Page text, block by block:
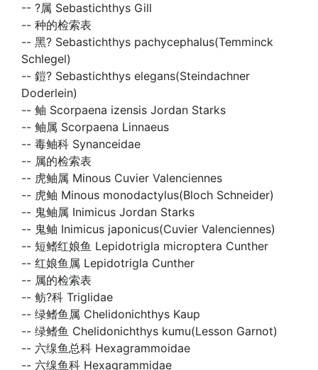
-- ?属 Sebastichthys Gill
-- 种的检索表
-- 黑? Sebastichthys pachycephalus(Temminck
Schlegel)
-- 鎧? Sebastichthys elegans(Steindachner
Doderlein)
-- 鲉 Scorpaena izensis Jordan Starks
-- 鲉属 Scorpaena Linnaeus
-- 毒鲉科 Synanceidae
-- 属的检索表
-- 虎鲉属 Minous Cuvier Valenciennes
-- 虎鲉 Minous monodactylus(Bloch Schneider)
-- 鬼鲉属 Inimicus Jordan Starks
-- 鬼鲉 Inimicus japonicus(Cuvier Valenciennes)
-- 短鳍红娘鱼 Lepidotrigla microptera Cunther
-- 红娘鱼属 Lepidotrigla Cunther
-- 属的检索表
-- 鲂?科 Triglidae
-- 绿鳍鱼属 Chelidonichthys Kaup
-- 绿鳍鱼 Chelidonichthys kumu(Lesson Garnot)
-- 六缐鱼总科 Hexagrammoidae
-- 六缐鱼科 Hexagrammidae